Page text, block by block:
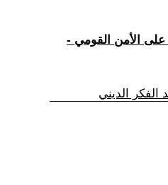
على الأمن القومي -
الفكر الديني